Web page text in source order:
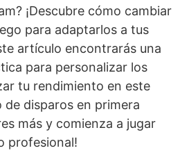
¡Descubre cómo cambiar
para adaptarlos a tus
artículo encontrarás una
para personalizar los
tu rendimiento en este
disparos en primera
más y comienza a jugar
profesional!